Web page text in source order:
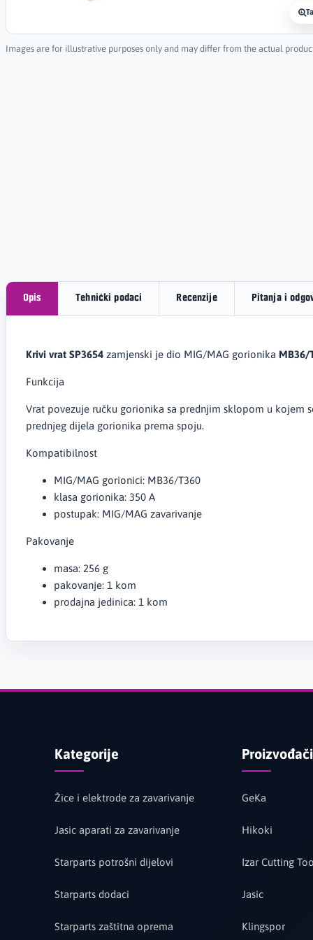
Images are for illustrative purposes only and may differ from the actual
Opis Tehnički podaci Recenzije Pitanja i
Krivi vrat SP3654zamjenski je dio MIG/MAG gorionika MB36/
Funkcija
Vrat povezuje ručku gorionika sa prednjim sklopom u kojem
prednjeg dijela gorionika prema spoju.
Kompatibilnost
MIG/MAG gorionici: MB36/T360
klasa gorionika: 350 A
postupak: MIG/MAG zavarivanje
Pakovanje
masa: 256 g
pakovanje: 1 kom
prodajna jedinica: 1 kom
Kategorije
Žice i elektrode za zavarivanje
Jasic aparati za zavarivanje
Starparts potrošni dijelovi
Starparts dodaci
Starparts zaštitna oprema
Proizvođači
GeKa
Hikoki
Izar Cutting
Jasic
Klingspor